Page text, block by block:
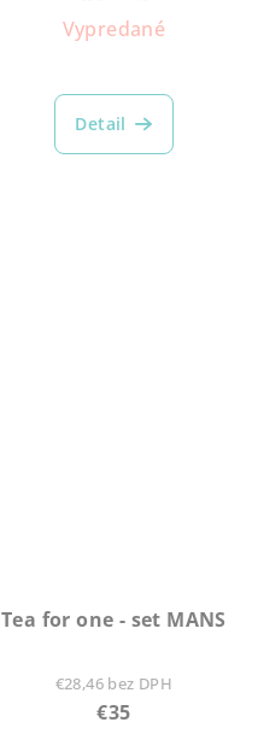
cena:
Vypredané
hodnotenie
produktu
je
Detail
Tea for one - set MANS
€28,46 bez DPH
€35